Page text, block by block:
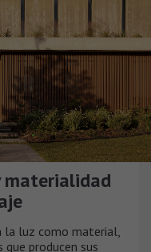
materialidad
la luz como material,
producen sus